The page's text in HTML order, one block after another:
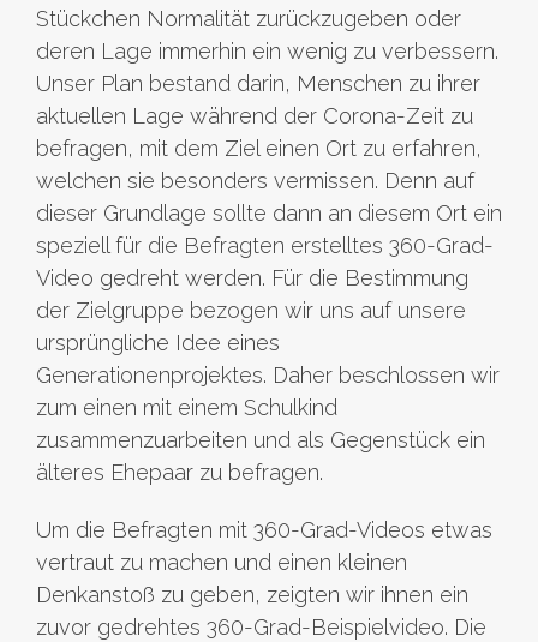
Stückchen Normalität zurückzugeben oder
deren Lage immerhin ein wenig zu verbessern.
Unser Plan bestand darin, Menschen zu ihrer
aktuellen Lage während der Corona-Zeit zu
befragen, mit dem Ziel einen Ort zu erfahren,
welchen sie besonders vermissen. Denn auf
dieser Grundlage sollte dann an diesem Ort ein
speziell für die Befragten erstelltes 360-Grad-
Video gedreht werden. Für die Bestimmung
der Zielgruppe bezogen wir uns auf unsere
ursprüngliche Idee eines
Generationenprojektes. Daher beschlossen wir
zum einen mit einem Schulkind
zusammenzuarbeiten und als Gegenstück ein
älteres Ehepaar zu befragen.
Um die Befragten mit 360-Grad-Videos etwas
vertraut zu machen und einen kleinen
Denkanstoß zu geben, zeigten wir ihnen ein
zuvor gedrehtes 360-Grad-Beispielvideo. Die